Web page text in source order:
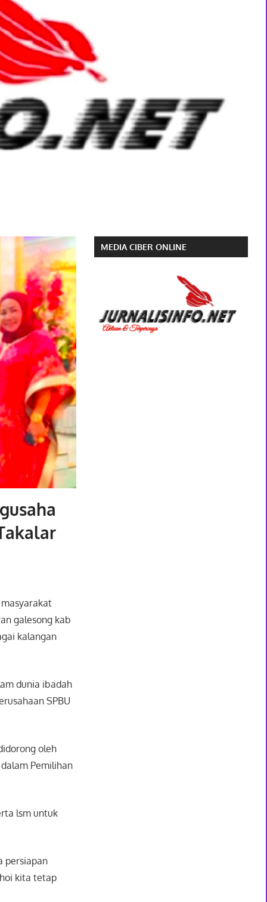
galesong kab
kalangan
dunia ibadah
SPBU
oleh
Pemilihan
lsm untuk
persiapan
kita tetap
MEDIA CIBER ONLINE